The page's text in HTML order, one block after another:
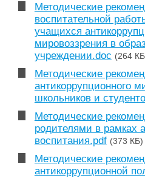
Методические
воспитательной
учащихся
мировоззрения в
учреждении.doc (264
Методические
антикоррупционного
школьников и
Методические
родителями в рамках
воспитания.pdf (373 КБ)
Методические
антикоррупционной